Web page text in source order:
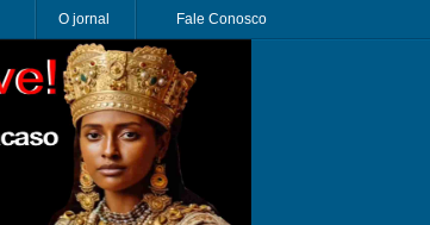
O jornal Fale Conosco